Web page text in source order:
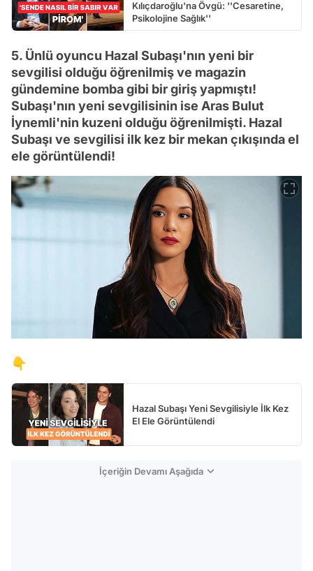
Kılıçdaroğlu'na Övgü: ''Cesaretine,
Psikolojine Sağlık''
5. Ünlü oyuncu Hazal Subaşı'nın yeni bir
sevgilisi olduğu öğrenilmiş ve magazin
gündemine bomba gibi bir giriş yapmıştı!
Subaşı'nın yeni sevgilisinin ise Aras Bulut
İynemli'nin kuzeni olduğu öğrenilmişti. Hazal
Subaşı ve sevgilisi ilk kez bir mekan çıkışında el
ele görüntülendi!
👇
Hazal Subaşı Yeni Sevgilisiyle İlk Kez
El Ele Görüntülendi
İçeriğin Devamı Aşağıda